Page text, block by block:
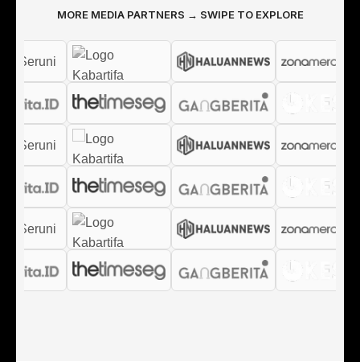
MORE MEDIA PARTNERS → SWIPE TO EXPLORE